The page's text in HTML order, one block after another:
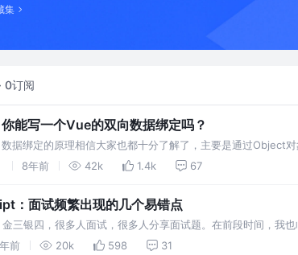
集
0订阅
能写一个Vue的双向数据绑定吗？
据绑定的原理相信大家也都十分了解了，主要是通过
，主要还是来实现一个实例。为了使代码更加的清晰，这里只
8年前 42k 1.4k 67
：面试频繁出现的几个易错点
三银四，很多人面试，很多人分享面试题。在前段时间，我
。在这段时间里面，我在学，在写设计模式的一些知识，想
前 20k 598 31